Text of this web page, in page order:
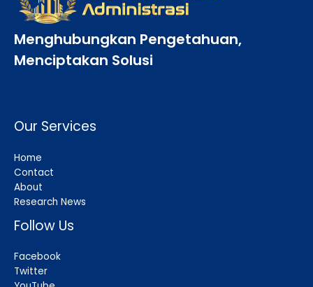
Menghubungkan Pengetahuan,
Menciptakan Solusi
Our Services
Home
Contact
About
Research News
Follow Us
Facebook
Twitter